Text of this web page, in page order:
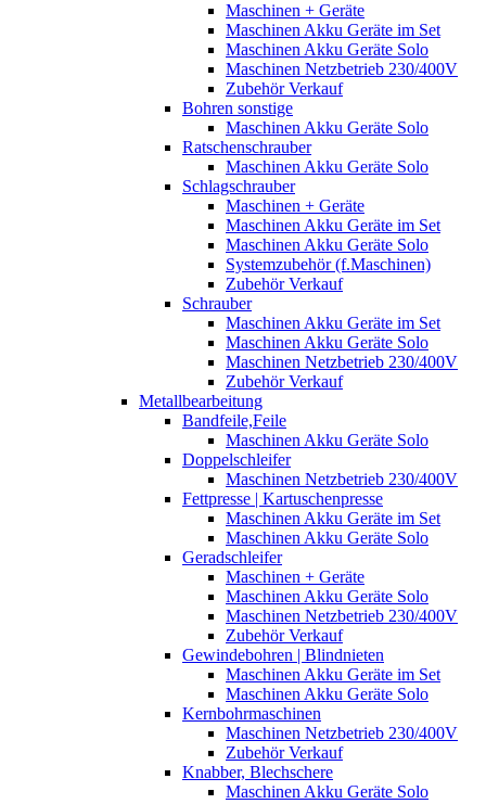
Maschinen + Geräte
Maschinen Akku Geräte im Set
Maschinen Akku Geräte Solo
Maschinen Netzbetrieb 230/400V
Zubehör Verkauf
Bohren sonstige
Maschinen Akku Geräte Solo
Ratschenschrauber
Maschinen Akku Geräte Solo
Schlagschrauber
Maschinen + Geräte
Maschinen Akku Geräte im Set
Maschinen Akku Geräte Solo
Systemzubehör (f.Maschinen)
Zubehör Verkauf
Schrauber
Maschinen Akku Geräte im Set
Maschinen Akku Geräte Solo
Maschinen Netzbetrieb 230/400V
Zubehör Verkauf
Metallbearbeitung
Bandfeile,Feile
Maschinen Akku Geräte Solo
Doppelschleifer
Maschinen Netzbetrieb 230/400V
Fettpresse | Kartuschenpresse
Maschinen Akku Geräte im Set
Maschinen Akku Geräte Solo
Geradschleifer
Maschinen + Geräte
Maschinen Akku Geräte Solo
Maschinen Netzbetrieb 230/400V
Zubehör Verkauf
Gewindebohren | Blindnieten
Maschinen Akku Geräte im Set
Maschinen Akku Geräte Solo
Kernbohrmaschinen
Maschinen Netzbetrieb 230/400V
Zubehör Verkauf
Knabber, Blechschere
Maschinen Akku Geräte Solo